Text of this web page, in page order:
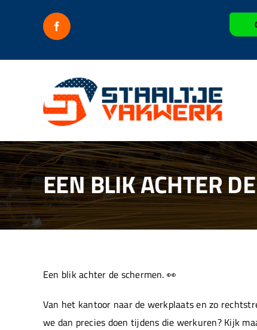
EEN BLIK ACHTER
Een blik achter de schermen. 👀
Van het kantoor naar de werkplaats en zo
we dan precies doen tijdens die werkuren? Kijk